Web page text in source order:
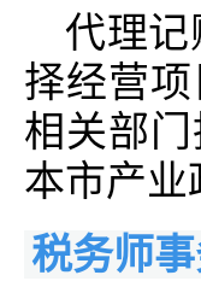
代理
择经营
相关部
本市产业
税务师